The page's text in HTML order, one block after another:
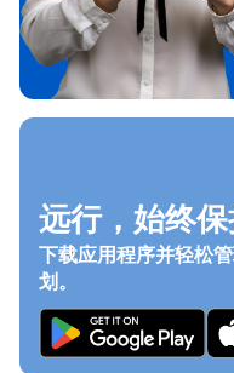
远行，始终保
下载应用程序并轻松
划。